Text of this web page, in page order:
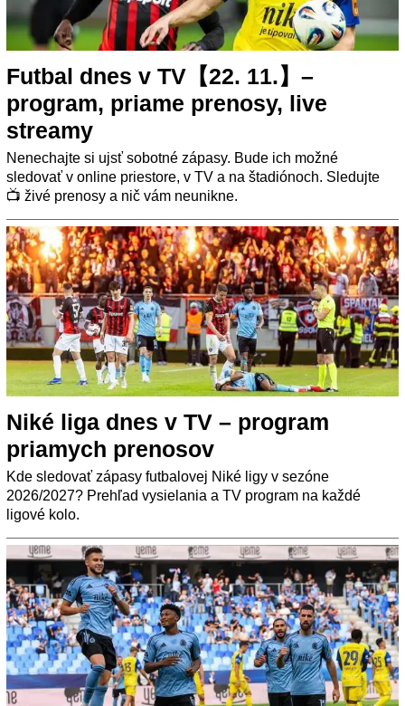
Futbal dnes v TV【22. 11.】–
program, priame prenosy, live
streamy
Nenechajte si ujsť sobotné zápasy. Bude ich možné
sledovať v online priestore, v TV a na štadiónoch. Sledujte
📺 živé prenosy a nič vám neunikne.
Niké liga dnes v TV – program
priamych prenosov
Kde sledovať zápasy futbalovej Niké ligy v sezóne
2026/2027? Prehľad vysielania a TV program na každé
ligové kolo.